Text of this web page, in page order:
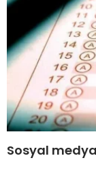
Sosyal